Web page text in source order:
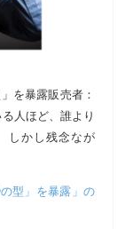
を暴露販売者：
人ほど、誰より
しかし残念なが
型」を暴露」の